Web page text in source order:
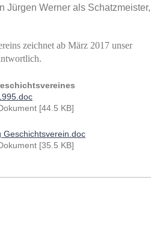
Jürgen Werner als Schatzmeister,
zeichnet ab März 2017 unser
[44.5 KB]
Geschichtsverein.doc
[35.5 KB]